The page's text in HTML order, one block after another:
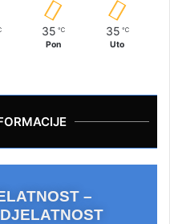
35 ℃
Pon
35 ℃
Uto
–